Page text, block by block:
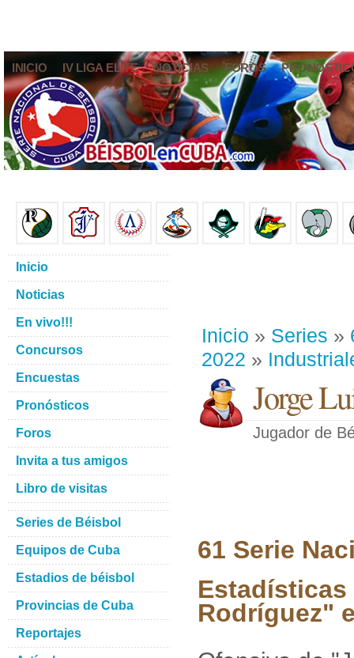
INICIO IV LIGA ELITE NOTICIAS FOROS
Inicio » Series »
2022 »
Jorge
Jugador de
61 Serie
Rodríguez"
Inicio
Noticias
En vivo!!!
Concursos
Encuestas
Pronósticos
Foros
Invita a tus amigos
Libro de visitas
Series de Béisbol
Equipos de Cuba
Estadios de béisbol
Provincias de Cuba
Reportajes